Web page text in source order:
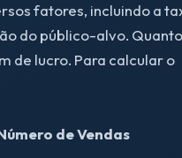
fatores, incluindo a
do público-alvo. Quanto
de lucro. Para calcular o
de Vendas